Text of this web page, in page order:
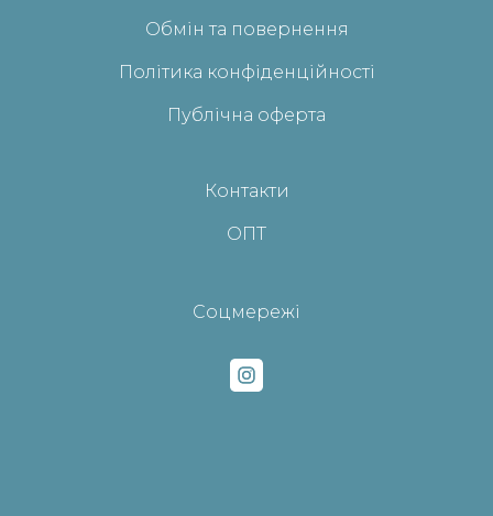
Обмін та повернення
Політика конфіденційності
Публічна оферта
Контакти
ОПТ
Соцмережі